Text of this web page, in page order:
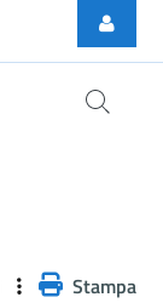
Stampa